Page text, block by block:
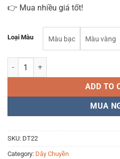
👉 Mua nhiều giá tốt!
Loại Màu Màu bạc Màu vàng
Dây chuyền nữ titan DT22 kiểu
ADD TO
MUA
SKU: DT22
Category: Dây Chuyền